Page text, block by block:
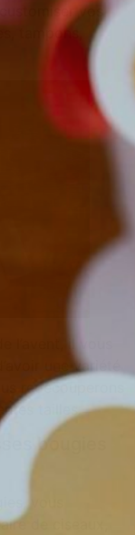
vos
tampons,
l’avent, il vous
une variété
redécouperons
tailles.
bougies
vous
de ciseaux,